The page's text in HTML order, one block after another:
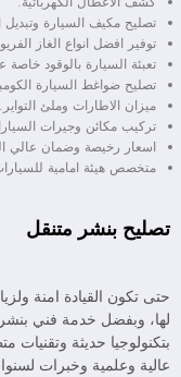
تصليح مكيف السيارة وتبديل
توفير افضل انواع الغاز
تعبئة السيارة بالوقود
تصليح ضواغط السيارة
ميزان الاطارات وملئ التواير.
تركيب مكائن وجيرات
اسعار رخيصة وضمان عالي
متخصص هيئة امامية
تصليح بنشر متنقل
حتى تكون القيادة امنة
لها، وبفضل خدمة فني
بتكنولوجيا حديثة
عالية وعلمية وخبرات